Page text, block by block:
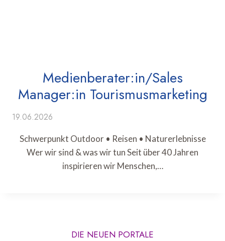
Medienberater:in/Sales
Manager:in Tourismusmarketing
19.06.2026
Schwerpunkt Outdoor • Reisen • Naturerlebnisse
Wer wir sind & was wir tun Seit über 40 Jahren
inspirieren wir Menschen,…
DIE NEUEN PORTALE